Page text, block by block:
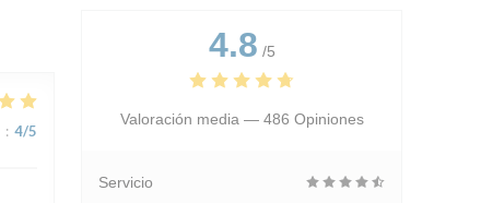
: 4/5
4.8 /5
Valoración media — 486 Opiniones
Servicio